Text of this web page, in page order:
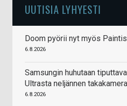
UUTISIA LYHYESTI
Doom pyörii nyt myös
6.8.2026
Samsungin huhutaan
Ultrasta neljännen
6.8.2026